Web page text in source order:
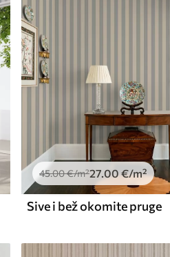
45.00€/m²27.00€/m²
Sive i bež okomite pruge